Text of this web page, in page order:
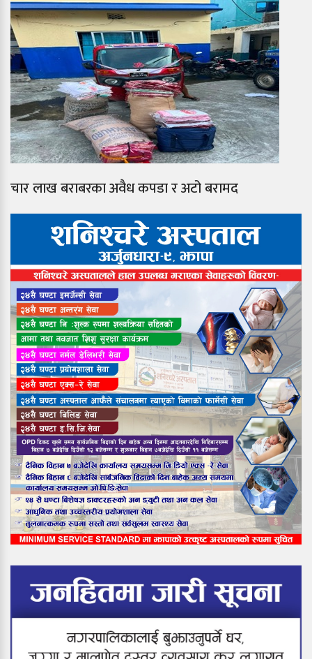
चार लाख बराबरका अवैध कपडा र अटो बरामद